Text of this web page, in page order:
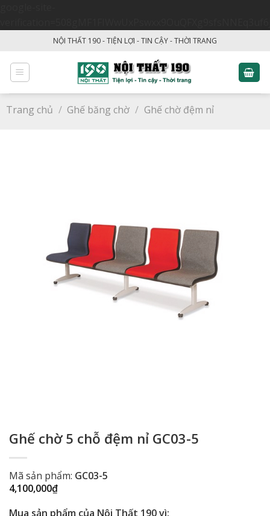
content
NỘI THẤT 190 - TIỆN LỢI - TIN CẬY - THỜI TRANG
Trang chủ / Ghế băng chờ / Ghế chờ đệm nỉ
Ghế chờ 5 chỗ đệm nỉ GC03-5
Mã sản phẩm: GC03-5
4,100,000₫
Mua sản phẩm của Nội Thất 190 vì: